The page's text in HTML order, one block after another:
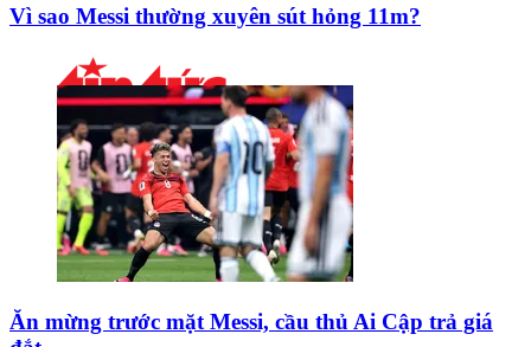
Vì sao Messi thường xuyên sút hỏng 11m?
Ăn mừng trước mặt Messi, cầu thủ Ai Cập trả giá